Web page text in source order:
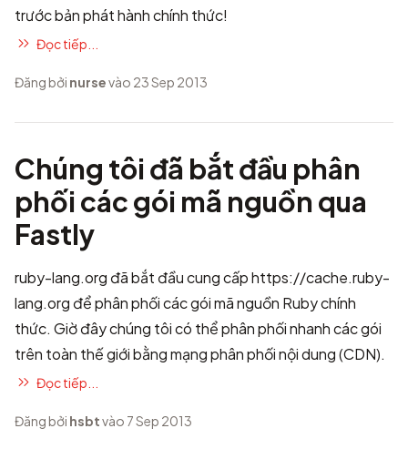
trước bản phát hành chính thức!
Đọc tiếp...
Đăng bởi nursevào 23 Sep 2013
Chúng tôi đã bắt đầu phân
phối các gói mã nguồn qua
Fastly
ruby-lang.org đã bắt đầu cung cấp https://cache.ruby-
lang.org để phân phối các gói mã nguồn Ruby chính
thức. Giờ đây chúng tôi có thể phân phối nhanh các gói
trên toàn thế giới bằng mạng phân phối nội dung (CDN).
Đọc tiếp...
Đăng bởi hsbtvào 7 Sep 2013